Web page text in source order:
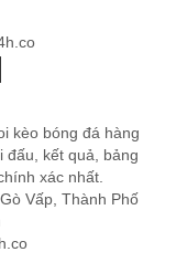
kèo bóng đá hàng
đấu, kết quả, bảng
xác nhất.
Vấp, Thành Phố